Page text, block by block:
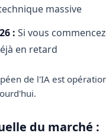
massive
: Si vous
en retard
de l'IA est
du marché :